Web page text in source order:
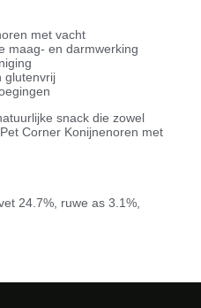
met vacht
maag- en darmwerking
glutenvrij
snack die zowel
Corner Konijnenoren met
24.7%, ruwe as 3.1%,